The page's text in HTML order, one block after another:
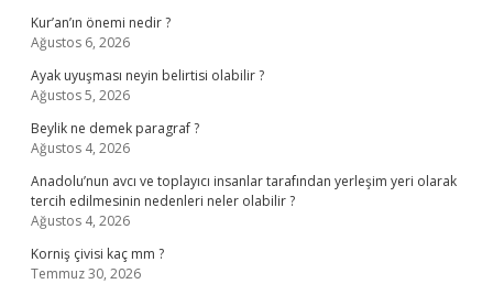
Kur’an’ın önemi nedir ?
Ağustos 6, 2026
Ayak uyuşması neyin belirtisi olabilir ?
Ağustos 5, 2026
Beylik ne demek paragraf ?
Ağustos 4, 2026
Anadolu’nun avcı ve toplayıcı insanlar tarafından yerleşim yeri olarak
tercih edilmesinin nedenleri neler olabilir ?
Ağustos 4, 2026
Korniş çivisi kaç mm ?
Temmuz 30, 2026